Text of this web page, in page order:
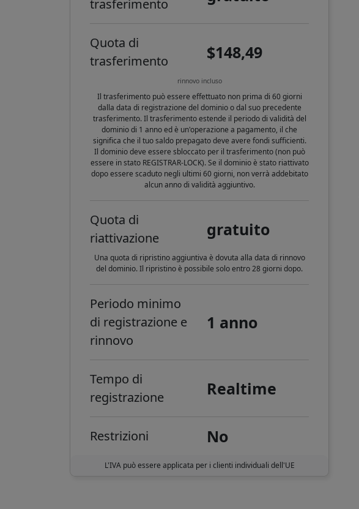
trasferimento
Quota di
trasferimento
$148,49
rinnovo incluso
Il trasferimento può essere effettuato non prima di 60 giorni
dalla data di registrazione del dominio o dal suo precedente
trasferimento. Il trasferimento estende il periodo di validità del
dominio di 1 anno ed è un'operazione a pagamento, il che
significa che il tuo saldo prepagato deve avere fondi sufficienti.
Il dominio deve essere sbloccato per il trasferimento (non può
essere in stato REGISTRAR-LOCK). Se il dominio è stato riattivato
dopo essere scaduto negli ultimi 60 giorni, non verrà addebitato
alcun anno di validità aggiuntivo.
Quota di
riattivazione
gratuito
Una quota di ripristino aggiuntiva è dovuta alla data di rinnovo
del dominio. Il ripristino è possibile solo entro 28 giorni dopo.
Periodo minimo
di registrazione e
rinnovo
1 anno
Tempo di
registrazione
Realtime
Restrizioni No
L'IVA può essere applicata per i clienti individuali dell'UE